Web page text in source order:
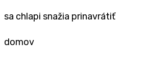
sa chlapi snažia prinavrátiť
domov